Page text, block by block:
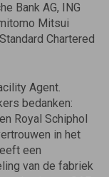
Bank AG, ING
Mitsui
Chartered
Agent.
bedanken:
Royal Schiphol
in het
een
van de fabriek